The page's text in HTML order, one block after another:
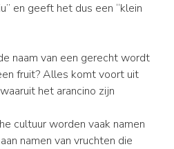
en geeft het dus een “klein
naam van een gerecht wordt
fruit? Alles komt voort uit
het arancino zijn
cultuur worden vaak namen
namen van vruchten die